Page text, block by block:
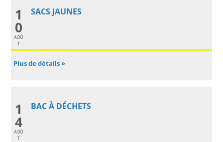
1
0
AOÛ
T
SACS JAUNES
Plus de détails »
1
4
AOÛ
T
BAC À DÉCHETS